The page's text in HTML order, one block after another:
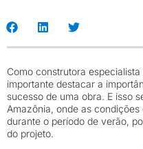
Como construtora
importante destacar a
sucesso de uma obra. E isso
Amazônia, onde as
durante o período de verão,
do projeto.